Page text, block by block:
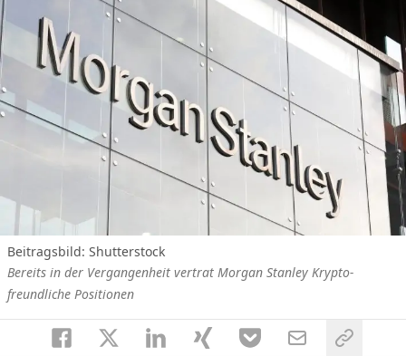
Beitragsbild: Shutterstock
Bereits in der Vergangenheit vertrat Morgan Stanley Krypto-
freundliche Positionen